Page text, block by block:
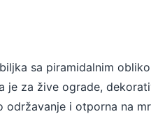
sa piramidalnim
je za žive ograde,
održavanje i otporna na